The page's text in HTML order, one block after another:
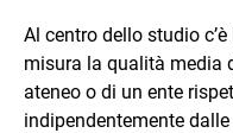
Al centro dello studio c’è
misura la qualità media
ateneo o di un ente
indipendentemente